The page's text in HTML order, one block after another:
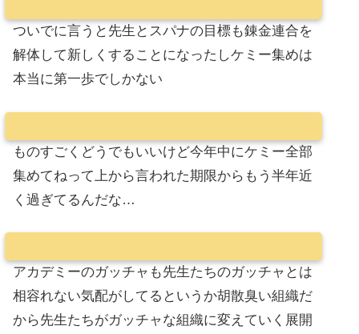
ついでに言うと先生とスパナの目標も錬金連合を
解体して新しくすることになったしケミー集めは
本当に第一歩でしかない
ものすごくどうでもいいけど今年中にケミー全部
集めてねって上から言われた期限からもう半年近
く過ぎてるんだな…
アカデミーのガッチャも先生たちのガッチャとは
相容れない気配がしてるというか胡散臭い組織だ
から先生たちがガッチャな組織に変えていく展開